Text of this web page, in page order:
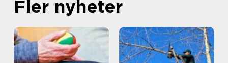
Fler nyheter